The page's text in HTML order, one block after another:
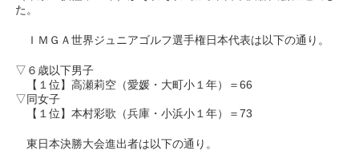
た。
ＩＭＧＡ世界ジュニアゴルフ選手権日本代表は以下の通り。
▽６歳以下男子
【１位】高瀬莉空（愛媛・大町小１年）＝66
▽同女子
【１位】本村彩歌（兵庫・小浜小１年）＝73
東日本決勝大会進出者は以下の通り。